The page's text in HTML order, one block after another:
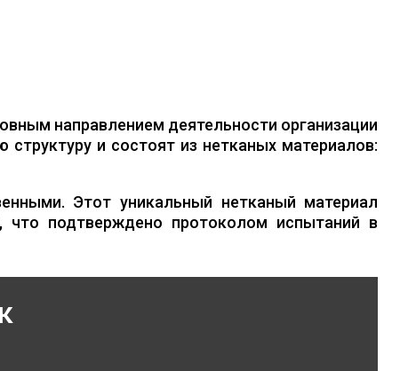
направлением деятельности организации
и состоят из нетканых материалов:
Этот уникальный нетканый материал
что подтверждено протоколом испытаний в